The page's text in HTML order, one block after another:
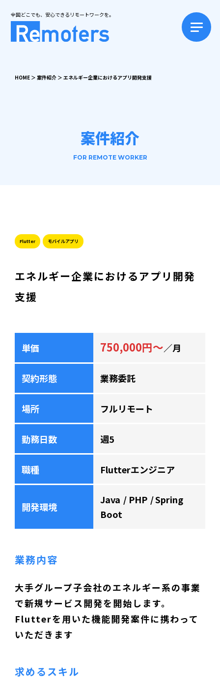
全国どこでも、安心できるリモートワークを。
HOME ＞ 案件紹介 ＞ エネルギー企業におけるアプリ開発支援
案件紹介
FOR REMOTE WORKER
Flutter モバイルアプリ
エネルギー企業におけるアプリ開発
支援
単価 750,000円～／月
契約形態 業務委託
場所 フルリモート
勤務日数 週5
職種 Flutterエンジニア
開発環境
Java PHP
Spring
Boot
業務内容
大手グループ子会社のエネルギー系の事業
で新規サービス開発を開始します。
Flutterを用いた機能開発案件に携わって
いただきます
求めるスキル